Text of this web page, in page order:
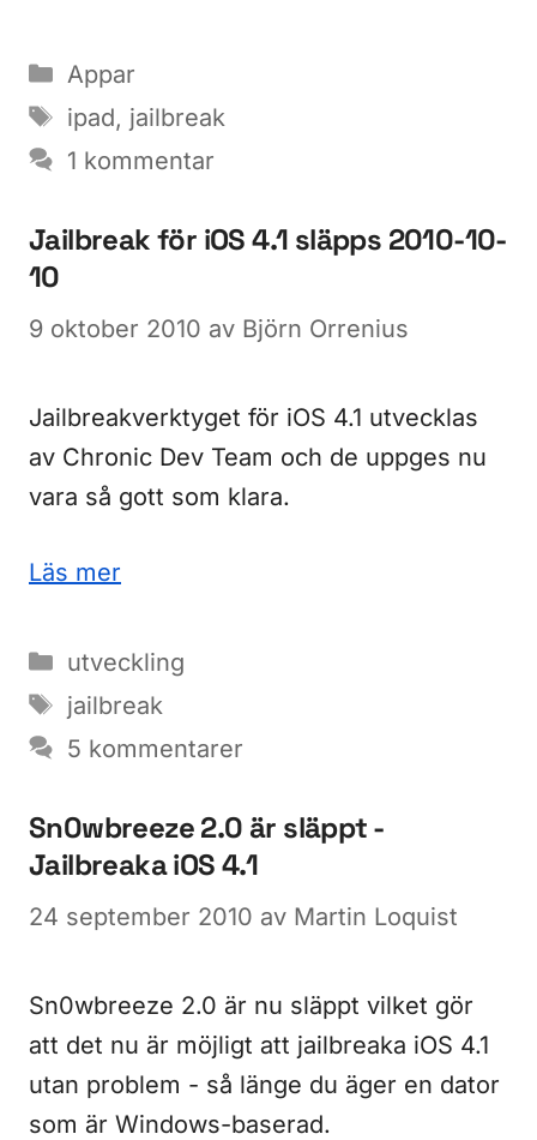
Kategorier
Appar
Etiketter
ipad, jailbreak
1 kommentar
Jailbreak för iOS 4.1 släpps 2010-10-
10
9 oktober 2010 av Björn Orrenius
Jailbreakverktyget för iOS 4.1 utvecklas
av Chronic Dev Team och de uppges nu
vara så gott som klara.
Läs mer
Kategorier
utveckling
Etiketter
jailbreak
5 kommentarer
Sn0wbreeze 2.0 är släppt -
Jailbreaka iOS 4.1
24 september 2010 av Martin Loquist
Sn0wbreeze 2.0 är nu släppt vilket gör
att det nu är möjligt att jailbreaka iOS 4.1
utan problem - så länge du äger en dator
som är Windows-baserad.